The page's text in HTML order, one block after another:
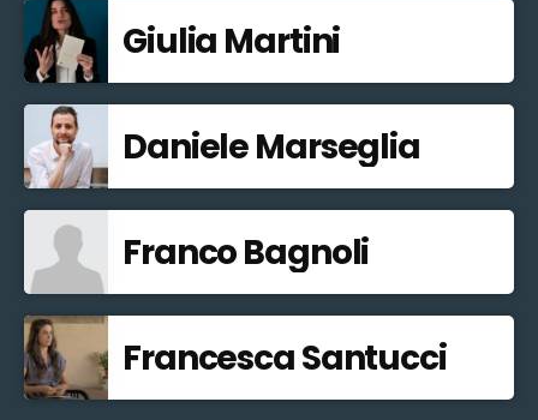
Giulia Martini
Daniele Marseglia
Franco Bagnoli
Francesca Santucci